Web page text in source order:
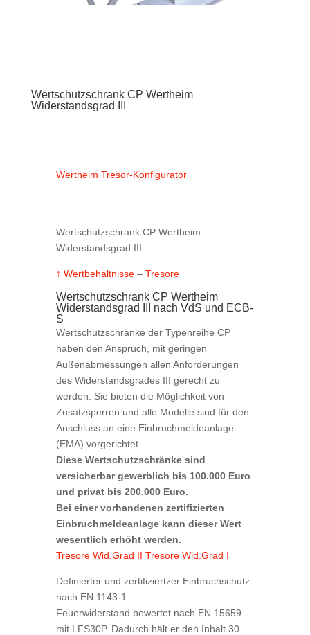
Wertschutzschrank CP Wertheim
Widerstandsgrad III
Wertheim Tresor-Konfigurator
Wertschutzschrank CP Wertheim
Widerstandsgrad III
↑ Wertbehältnisse– Tresore
Wertschutzschrank CP Wertheim
Widerstandsgrad III nach VdS und ECB-
S
Wertschutzschränke der Typenreihe CP
haben den Anspruch, mit geringen
Außenabmessungen allen Anforderungen
des Widerstandsgrades III gerecht zu
werden. Sie bieten die Möglichkeit von
Zusatzsperren und alle Modelle sind für den
Anschluss an eine Einbruchmeldeanlage
(EMA) vorgerichtet.
Diese Wertschutzschränke sind
versicherbar gewerblich bis 100.000 Euro
und privat bis 200.000 Euro.
Bei einer vorhandenen zertifizierten
Einbruchmeldeanlage kann dieser Wert
wesentlich erhöht werden.
Tresore Wid.Grad II Tresore Wid.Grad I
Definierter und zertifiziertzer Einbruchschutz
nach EN 1143-1.
Feuerwiderstand bewertet nach EN 15659
mit LFS30P. Dadurch hält er den Inhalt 30